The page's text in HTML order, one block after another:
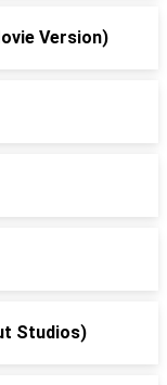
Version)
Studios)